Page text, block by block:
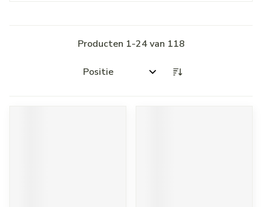
Producten 1-24van 118
Sorteer op: